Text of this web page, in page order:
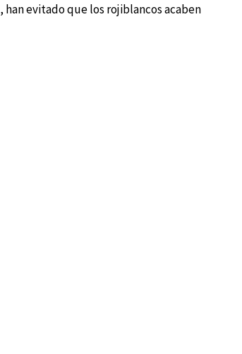
, han evitado que los rojiblancos acaben